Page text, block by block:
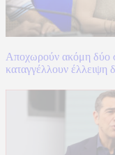
Αποχωρούν ακόμη δύο
καταγγέλλουν έλλειψη